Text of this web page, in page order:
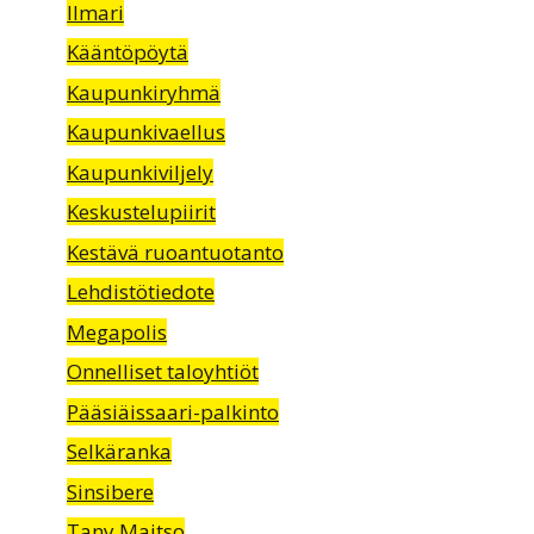
Ilmari
Kääntöpöytä
Kaupunkiryhmä
Kaupunkivaellus
Kaupunkiviljely
Keskustelupiirit
Kestävä ruoantuotanto
Lehdistötiedote
Megapolis
Onnelliset taloyhtiöt
Pääsiäissaari-palkinto
Selkäranka
Sinsibere